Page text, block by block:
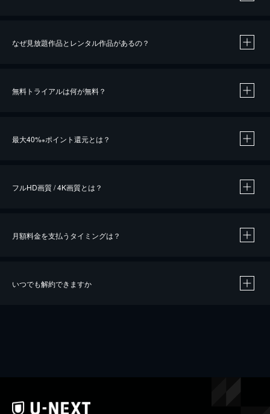
なぜ見放題作品とレンタル作品があるの？
無料トライアルは何が無料？
最大40%※ポイント還元とは？
※40％ポイント還元の対象は、クレジットカード決済による作品の購入 / レンタルです。
フルHD画質 / 4K画質とは？
月額料金を支払うタイミングは？
いつでも解約できますか